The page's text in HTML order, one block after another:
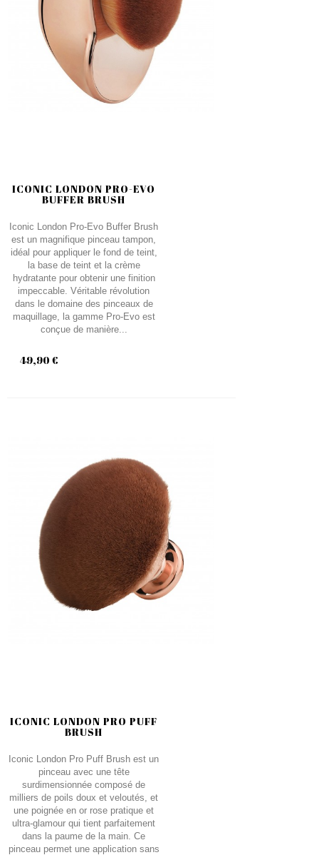
ICONIC LONDON PRO-EVO
BUFFER BRUSH
Iconic London Pro-Evo Buffer Brush
est un magnifique pinceau tampon,
idéal pour appliquer le fond de teint,
la base de teint et la crème
hydratante pour obtenir une finition
impeccable. Véritable révolution
dans le domaine des pinceaux de
maquillage, la gamme Pro-Evo est
conçue de manière...
49,90 €
ICONIC LONDON PRO PUFF
BRUSH
Iconic London Pro Puff Brush est un
pinceau avec une tête
surdimensionnée composé de
milliers de poils doux et veloutés, et
une poignée en or rose pratique et
ultra-glamour qui tient parfaitement
dans la paume de la main. Ce
pinceau permet une application sans